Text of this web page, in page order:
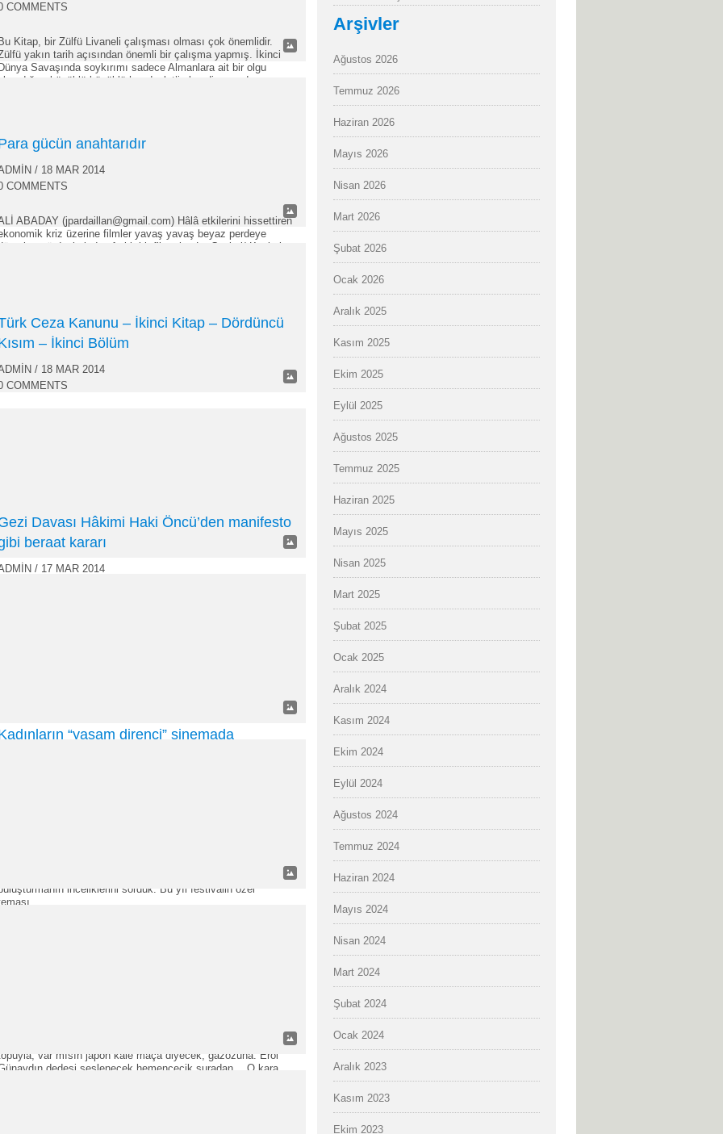
COMMENTS
Bu Kitap, bir Zülfü Livaneli çalışması olması çok önemlidir.
yakın tarih açısından önemli bir çalışma yapmış. İkinci
Dünya Savaşında soykırımı sadece Almanlara ait bir olgu
olmadığını büyüklü küçüklü her devlet’in kendi çapında
gücün anahtarıdır
/ 18 MAR 2014
COMMENTS
ABADAY (jpardaillan@gmail.com) Hâlâ etkilerini hissettiren
kriz üzerine filmler yavaş yavaş beyaz perdeye
düşerken türdeşlerinden farklı bir film olan Le Capital/ Kapital,
Ceza Kanunu – İkinci Kitap – Dördüncü
– İkinci Bölüm
/ 18 MAR 2014
COMMENTS
Davası Hâkimi Haki Öncü’den manifesto
beraat kararı
/ 17 MAR 2014
“yaşam direnci” sinemada
Koordinatörü Melek Özman‘a Filmmor’un bu yılki temasını, film
seçkisini ve 12 yıldır feminist ve bağımsız bir festivali seyirciyle
inceliklerini sorduk. Bu yıl festivalin özel
Sami Yen amcası koşacak nefes nefese, koltuk altında futbol
var mısın japon kale maça diyecek, gazozuna. Erol
dedesi seslenecek hemencecik şuradan… O kara
Arşivler
Ağustos 2026
Temmuz 2026
Haziran 2026
Mayıs 2026
Nisan 2026
Mart 2026
Şubat 2026
Ocak 2026
Aralık 2025
Kasım 2025
Ekim 2025
Eylül 2025
Ağustos 2025
Temmuz 2025
Haziran 2025
Mayıs 2025
Nisan 2025
Mart 2025
Şubat 2025
Ocak 2025
Aralık 2024
Kasım 2024
Ekim 2024
Eylül 2024
Ağustos 2024
Temmuz 2024
Haziran 2024
Mayıs 2024
Nisan 2024
Mart 2024
Şubat 2024
Ocak 2024
Aralık 2023
Kasım 2023
Ekim 2023